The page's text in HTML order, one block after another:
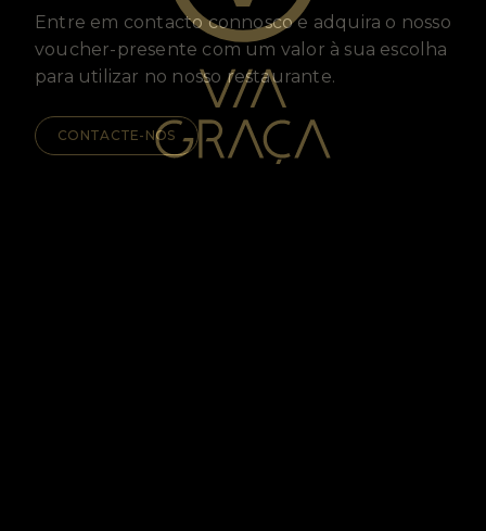
Entre em contacto connosco e adquira o nosso
voucher-presente com um valor à sua escolha
para utilizar no nosso restaurante.
CONTACTE-NOS